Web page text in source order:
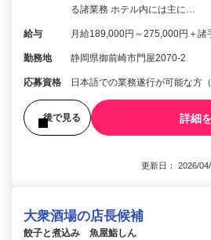
る諸業務 ホテル内には主に…
給与 月給189,000円～275,000円＋諸
勤務地 静岡県御前崎市門屋2070-2
応募資格 日本語での業務遂行が可能な方
後で見る 詳細
更新日： 2026/
大衆酒場の店長候補
餃子と煮込み 魚屋鮨しん